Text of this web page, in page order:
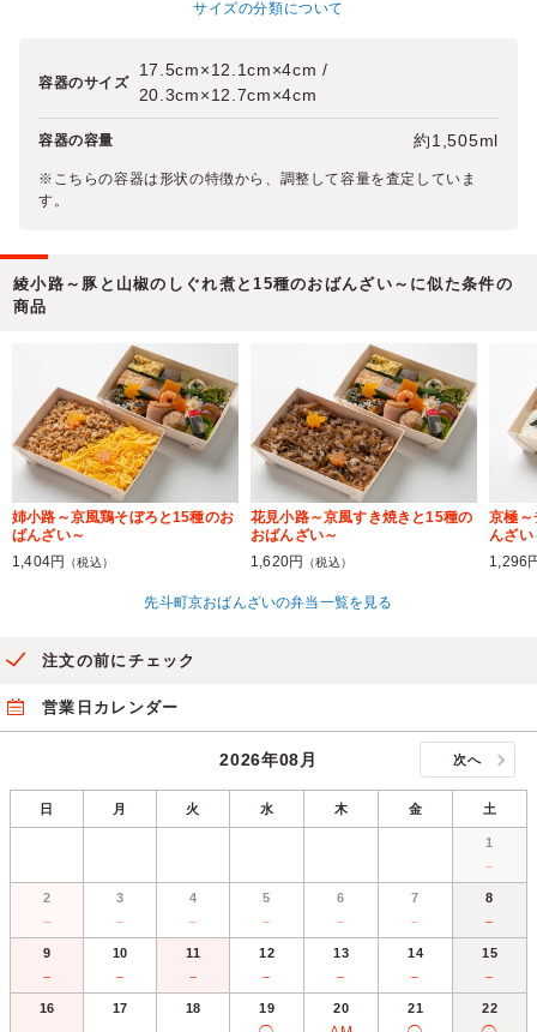
サイズの分類について
容器のサイズ
17.5cm×12.1cm×4cm /
20.3cm×12.7cm×4cm
容器の容量 約1,505ml
※こちらの容器は形状の特徴から、調整して容量を査定していま
す。
綾小路～豚と山椒のしぐれ煮と15種のおばんざい～に似た条件の
商品
姉小路～京風鶏そぼろと15種のお
ばんざい～
1,404円
（税込）
花見小路～京風すき焼きと15種の
おばんざい～
1,620円
（税込）
京極～
んざい
1,296
先斗町京おばんざいの弁当一覧を見る
注文の前にチェック
営業日カレンダー
2026年08月 次へ
日 月 火 水 木 金 土
1
－
2
－
3
－
4
－
5
－
6
－
7
－
8
－
9
－
10
－
11
－
12
－
13
－
14
－
15
－
16 17 18 19 20 21 22